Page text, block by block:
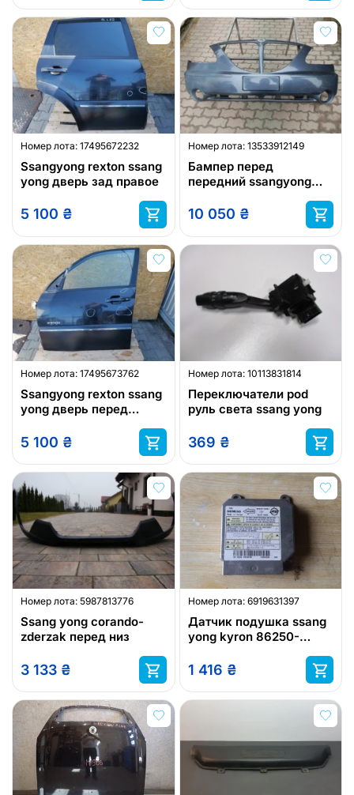
Номер лота: 17495672232
Ssangyong rexton ssang
yong дверь зад правое
5 100 ₴
Номер лота: 13533912149
Бампер перед
передний ssangyong
10 050 ₴
Номер лота: 17495673762
Ssangyong rexton ssang
yong дверь перед
5 100 ₴
Номер лота: 10113831814
Переключатели pod
руль света ssang yong
369 ₴
Номер лота: 5987813776
Ssang yong corando-
zderzak перед низ
3 133 ₴
Номер лота: 6919631397
Датчик подушка ssang
yong kyron 86250-
1 416 ₴